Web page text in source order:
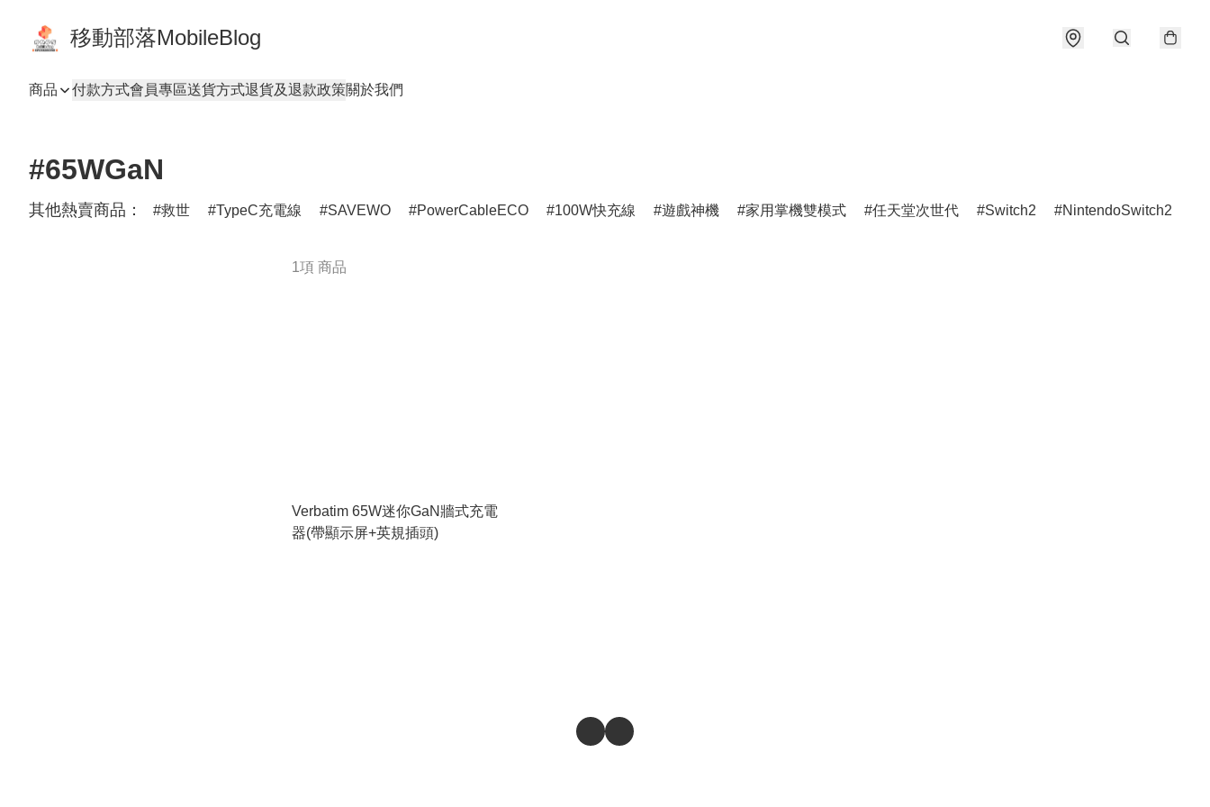
移動部落MobileBlog
商品 付款方式會員專區送貨方式退貨及退款政策關於我們
#65WGaN
其他熱賣商品： 救世 TypeC充電線 SAVEWO PowerCableECO 100W快充線 遊戲神機 家用掌機雙模式 任天堂次世代 Switch2 NintendoSwitch2
1項 商品
Verbatim 65W迷你GaN牆式充電
器(帶顯示屏+英規插頭)